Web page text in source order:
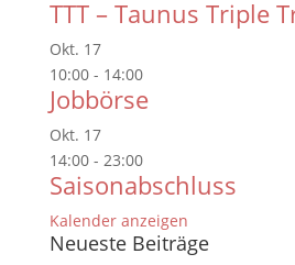
TTT – Taunus Triple
Okt. 17
10:00- 14:00
Jobbörse
Okt. 17
14:00- 23:00
Saisonabschluss
Kalender anzeigen
Neueste Beiträge